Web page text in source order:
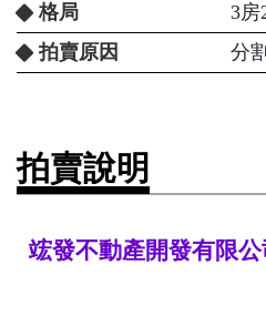
格局
3房
拍賣原因
分
拍賣說明
竤發不動產開發有限公